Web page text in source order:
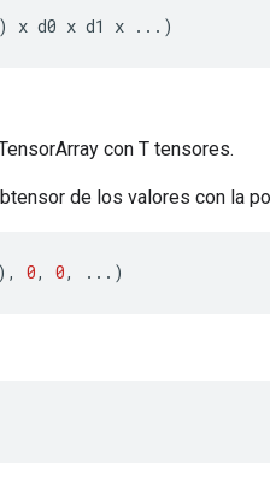
) x d0 x d1 x ...)
con T tensores.
de los valores con la
), 0, 0, ...)